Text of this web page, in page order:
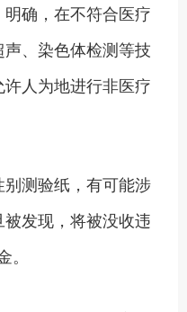
确，在不符合医疗
、染色体检测等技
人为地进行非医疗
测验纸，有可能涉
发现，将被没收违